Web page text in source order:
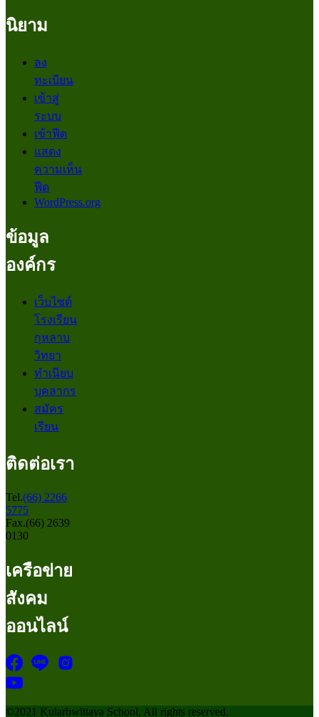
นิยาม
ลง
ทะเบียน
เข้าสู่
ระบบ
เข้าฟีด
แสดง
ความเห็น
ฟีด
WordPress.org
ข้อมูล
องค์กร
เว็บไซต์
โรงเรียน
กุหลาบ
วิทยา
ทำเนียบ
บุคลากร
สมัคร
เรียน
ติดต่อเรา
Tel.(66) 2266
5775
Fax.(66) 2639
0130
เครือข่าย
สังคม
ออนไลน์
©2021 Kularbwittaya School, All rights reserved.